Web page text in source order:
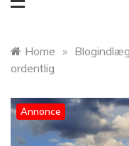
Home » Blogindlæg
ordentlig
Annonce